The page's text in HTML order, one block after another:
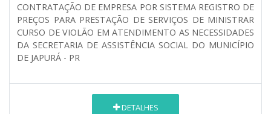
CONTRATAÇÃO DE EMPRESA POR SISTEMA REGISTRO DE
PREÇOS PARA PRESTAÇÃO DE SERVIÇOS DE MINISTRAR
CURSO DE VIOLÃO EM ATENDIMENTO AS NECESSIDADES
DA SECRETARIA DE ASSISTÊNCIA SOCIAL DO MUNICÍPIO
DE JAPURÁ - PR
DETALHES